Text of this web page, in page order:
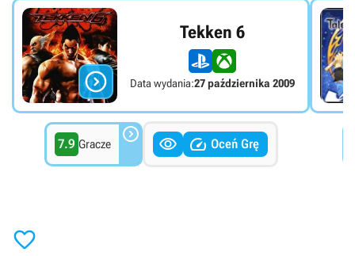

Tekken 6
Data wydania:27 października 2009
7.9 Gracze    Oceń Grę
